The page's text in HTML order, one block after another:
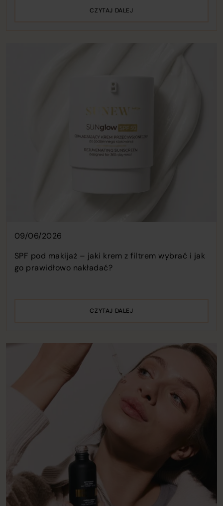
CZYTAJ DALEJ
09/06/2026
SPF pod makijaż – jaki krem z filtrem wybrać i jak
go prawidłowo nakładać?
CZYTAJ DALEJ